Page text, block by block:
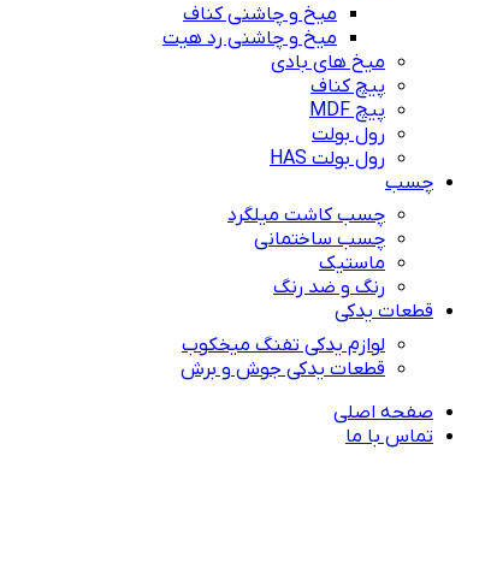
میخ و چاشنی کناف
میخ و چاشنی رد هیت
میخ های بادی
پیچ کناف
پیچ MDF
رول بولت
رول بولت HAS
چسب
چسب کاشت میلگرد
چسب ساختمانی
ماستیک
رنگ و ضد رنگ
قطعات یدکی
لوازم یدکی تفنگ میخکوب
قطعات یدکی جوش و برش
صفحه اصلی
تماس با ما